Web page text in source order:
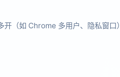
（如 Chrome 多用户、隐私窗口）